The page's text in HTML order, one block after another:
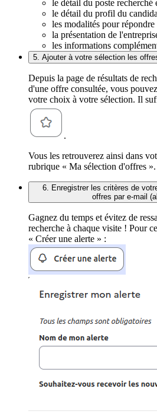
le détail du poste
le détail du profil du
les modalités pour
la présentation de
les informations
5. Ajouter à votre sélection les
Depuis la page de résultats de
d'une offre consultée, vous
votre choix à votre sélection. Il
.
Vous les retrouverez ainsi dans
rubrique « Ma sélection d'offres ».
6. Enregistrer les critères de
offres par e-mail
Gagnez du temps et évitez de
recherche à chaque visite ! Pour
« Créer une alerte » :